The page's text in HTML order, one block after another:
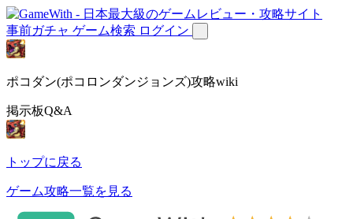
事前ガチャ ゲーム検索 ログイン
ポコダン(ポコロンダンジョンズ)攻略wiki
掲示板Q&A
トップに戻る
ゲーム攻略一覧を見る